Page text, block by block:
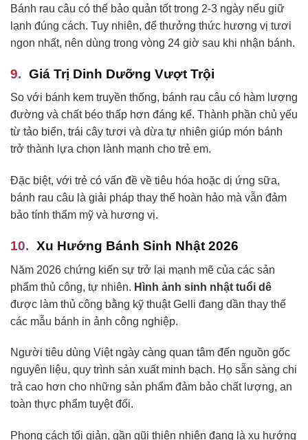
Bánh rau câu có thể bảo quản tốt trong 2-3 ngày nếu giữ
lạnh đúng cách. Tuy nhiên, để thưởng thức hương vị tươi
ngon nhất, nên dùng trong vòng 24 giờ sau khi nhận bánh.
Giá Trị Dinh Dưỡng Vượt Trội
So với bánh kem truyền thống, bánh rau câu có hàm lượng
đường và chất béo thấp hơn đáng kể. Thành phần chủ yếu
từ tảo biển, trái cây tươi và dừa tự nhiên giúp món bánh
trở thành lựa chọn lành mạnh cho trẻ em.
Đặc biệt, với trẻ có vấn đề về tiêu hóa hoặc dị ứng sữa,
bánh rau câu là giải pháp thay thế hoàn hảo mà vẫn đảm
bảo tính thẩm mỹ và hương vị.
Xu Hướng Bánh Sinh Nhật 2026
Năm 2026 chứng kiến sự trở lại mạnh mẽ của các sản
phẩm thủ công, tự nhiên. Hình ảnh sinh nhật tuổi dê
được làm thủ công bằng kỹ thuật Gelli đang dần thay thế
các mẫu bánh in ảnh công nghiệp.
Người tiêu dùng Việt ngày càng quan tâm đến nguồn gốc
nguyên liệu, quy trình sản xuất minh bạch. Họ sẵn sàng chi
trả cao hơn cho những sản phẩm đảm bảo chất lượng, an
toàn thực phẩm tuyệt đối.
Phong cách tối giản, gần gũi thiên nhiên đang là xu hướng